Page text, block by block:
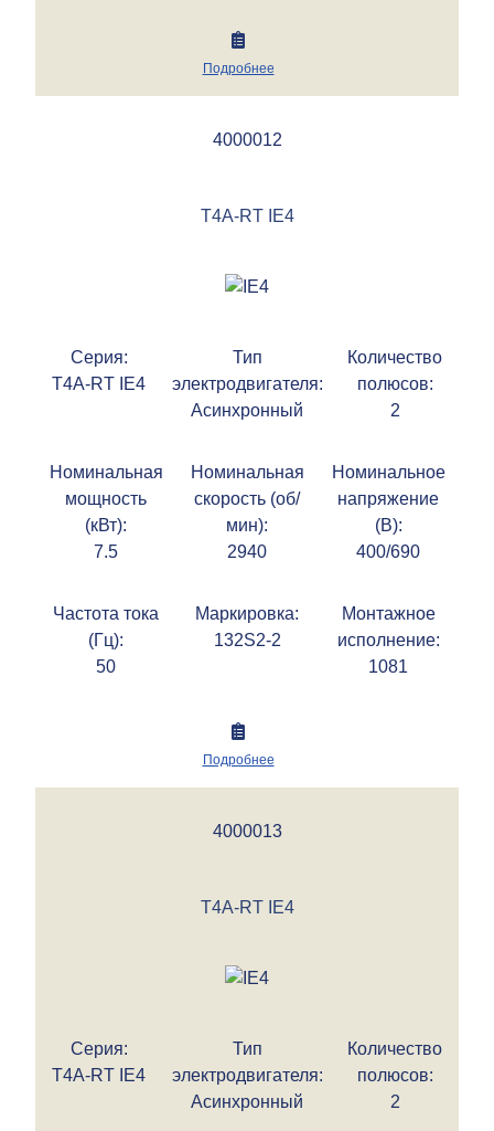
Подробнее
4000012
T4A-RT IE4
Серия:
T4A-RT IE4
Тип
электродвигателя:
Асинхронный
Количество
полюсов:
2
Номинальная
мощность
(кВт):
7.5
Номинальная
скорость (об/
мин):
2940
Номинальное
напряжение
(В):
400/690
Частота тока
(Гц):
50
Маркировка:
132S2-2
Монтажное
исполнение:
1081
Подробнее
4000013
T4A-RT IE4
Серия:
T4A-RT IE4
Тип
электродвигателя:
Асинхронный
Количество
полюсов:
2